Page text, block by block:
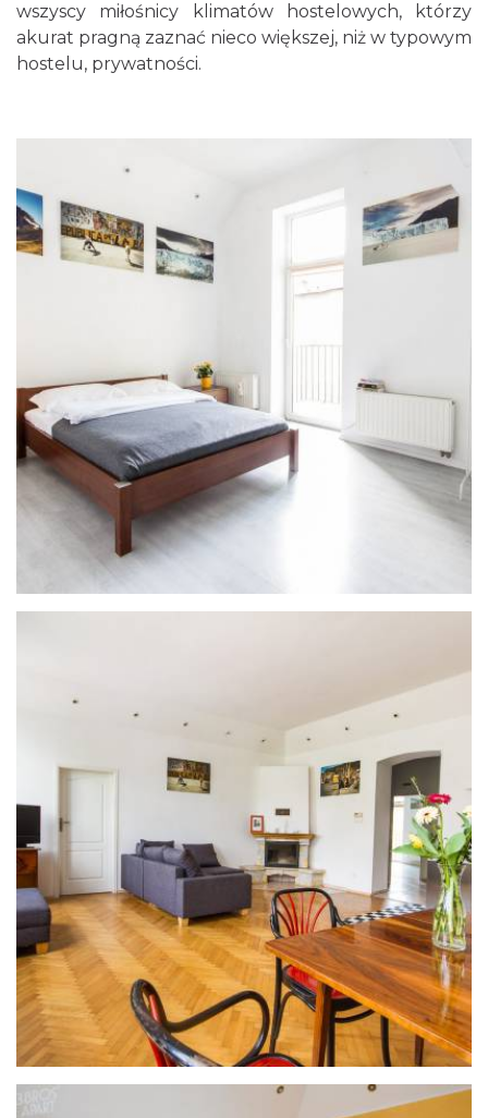
wszyscy miłośnicy klimatów hostelowych, którzy
akurat pragną zaznać nieco większej, niż w typowym
hostelu, prywatności.